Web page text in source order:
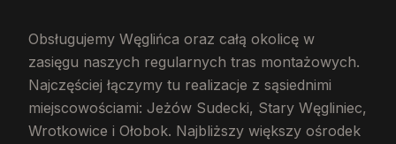
Obsługujemy Węglińca oraz całą okolicę w
zasięgu naszych regularnych tras montażowych.
Najczęściej łączymy tu realizacje z sąsiednimi
miejscowościami: Jeżów Sudecki, Stary Węgliniec,
Wrotkowice i Ołobok. Najbliższy większy ośrodek